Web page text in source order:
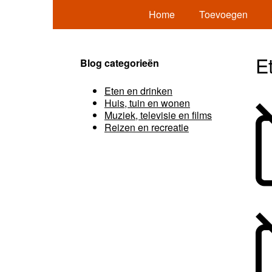
Home Toevoegen
Blog categorieën
Eten en drinken
Huis, tuin en wonen
Muziek, televisie en films
Reizen en recreatie